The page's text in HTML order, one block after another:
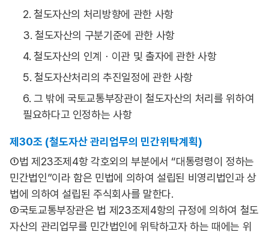
2. 철도자산의 처리방향에 관한 사항
3. 철도자산의 구분기준에 관한 사항
4. 철도자산의 인계ㆍ이관 및 출자에 관한 사항
5. 철도자산처리의 추진일정에 관한 사항
6. 그 밖에 국토교통부장관이 철도자산의 처리를 위하여
필요하다고 인정하는 사항
제30조 (철도자산 관리업무의 민간위탁계획)
①법 제23조제4항 각호외의 부분에서 “대통령령이 정하는
민간법인”이라 함은 민법에 의하여 설립된 비영리법인과 상
법에 의하여 설립된 주식회사를 말한다.
②국토교통부장관은 법 제23조제4항의 규정에 의하여 철도
자산의 관리업무를 민간법인에 위탁하고자 하는 때에는 위